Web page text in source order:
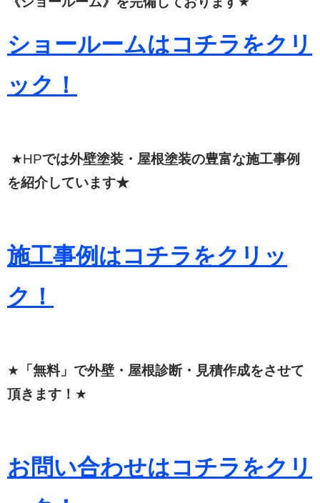
ショールームはコチラをクリ
ック！
★HPでは外壁塗装・屋根塗装の豊富な施工事例
を紹介しています★
施工事例はコチラをクリッ
ク！
★ 「無料」で外壁・屋根診断・見積作成をさせて
頂きます！ ★
お問い合わせはコチラをクリ